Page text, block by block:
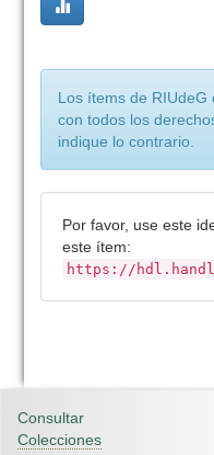
Los ítems de RIUdeG
con todos los
indique lo contrario.
Por favor, use este
este ítem:
https://
Consultar
Colecciones